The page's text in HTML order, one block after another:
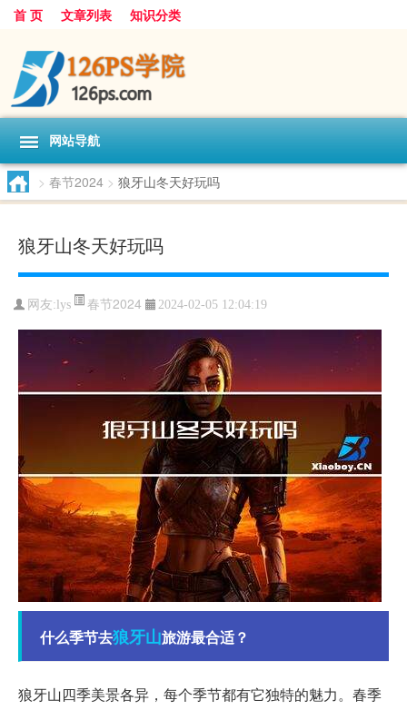
首 页 文章列表 知识分类
网站导航
> 春节2024 > 狼牙山冬天好玩吗
狼牙山冬天好玩吗
网友:lys 春节2024 2024-02-05 12:04:19
什么季节去狼牙山旅游最合适？
狼牙山四季美景各异，每个季节都有它独特的魅力。春季